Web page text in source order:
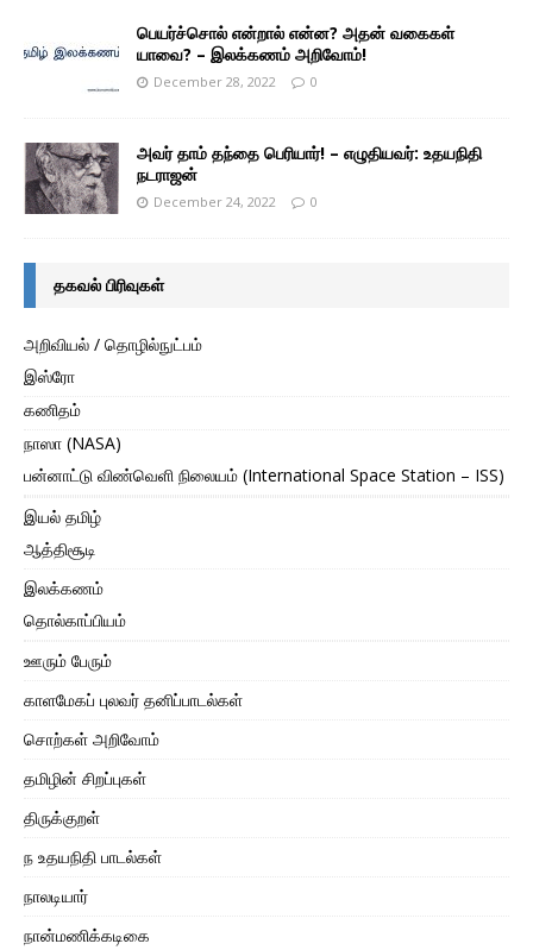
பெயர்ச்சொல் என்றால் என்ன? அதன் வகைகள்
யாவை? – இலக்கணம் அறிவோம்!
December 28, 2022 0
அவர் தாம் தந்தை பெரியார்! – எழுதியவர்: உதயநிதி
நடராஜன்
December 24, 2022 0
தகவல் பிரிவுகள்
அறிவியல் / தொழில்நுட்பம்
இஸ்ரோ
கணிதம்
நாஸா (NASA)
பன்னாட்டு விண்வெளி நிலையம் (International Space Station – ISS)
இயல் தமிழ்
ஆத்திசூடி
இலக்கணம்
தொல்காப்பியம்
ஊரும் பேரும்
காளமேகப் புலவர் தனிப்பாடல்கள்
சொற்கள் அறிவோம்
தமிழின் சிறப்புகள்
திருக்குறள்
ந உதயநிதி பாடல்கள்
நாலடியார்
நான்மணிக்கடிகை